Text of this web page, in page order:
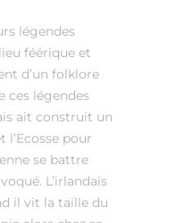
légendes
féérique et
d’un folklore
ces légendes
ait construit un
l’Ecosse pour
se battre
L’irlandais
il vit la taille du